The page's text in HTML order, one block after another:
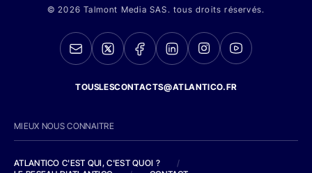
© 2026 Talmont Media SAS. tous droits réservés.
TOUSLESCONTACTS@ATLANTICO.FR
MIEUX NOUS CONNAITRE
ATLANTICO C'EST QUI, C'EST QUOI ?
/